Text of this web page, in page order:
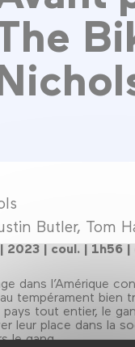
Butler, Tom
| coul. | 1h56 |
dans l’Amérique
tempérament bien
pays tout entier, le
leur place dans la
le gang.